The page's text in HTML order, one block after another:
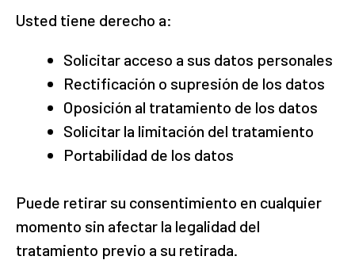
Usted tiene derecho a:
Solicitar acceso a sus datos personales
Rectificación o supresión de los datos
Oposición al tratamiento de los datos
Solicitar la limitación del tratamiento
Portabilidad de los datos
Puede retirar su consentimiento en cualquier
momento sin afectar la legalidad del
tratamiento previo a su retirada.